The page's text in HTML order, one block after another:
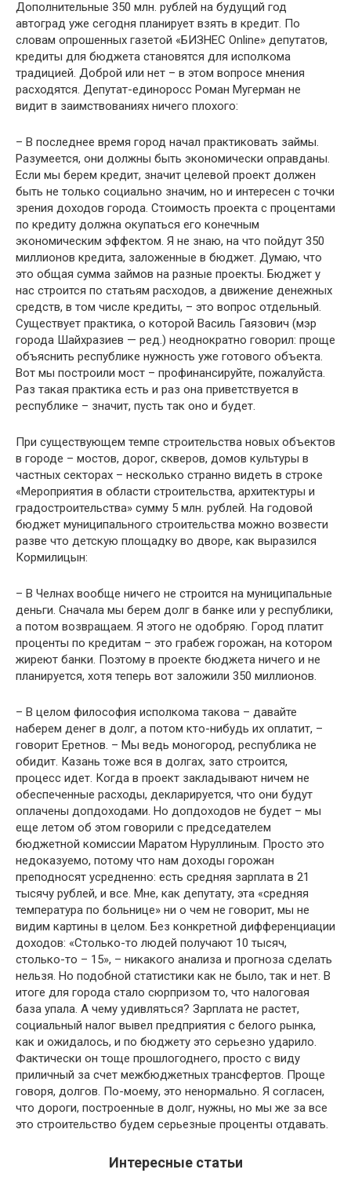
Дополнительные 350 млн. рублей на будущий год
автоград уже сегодня планирует взять в кредит. По
словам опрошенных газетой «БИЗНЕС Online» депутатов,
кредиты для бюджета становятся для исполкома
традицией. Доброй или нет – в этом вопросе мнения
расходятся. Депутат-единоросс Роман Мугерман не
видит в заимствованиях ничего плохого:
– В последнее время город начал практиковать займы.
Разумеется, они должны быть экономически оправданы.
Если мы берем кредит, значит целевой проект должен
быть не только социально значим, но и интересен с точки
зрения доходов города. Стоимость проекта с процентами
по кредиту должна окупаться его конечным
экономическим эффектом. Я не знаю, на что пойдут 350
миллионов кредита, заложенные в бюджет. Думаю, что
это общая сумма займов на разные проекты. Бюджет у
нас строится по статьям расходов, а движение денежных
средств, в том числе кредиты, – это вопрос отдельный.
Существует практика, о которой Василь Гаязович (мэр
города Шайхразиев — ред.) неоднократно говорил: проще
объяснить республике нужность уже готового объекта.
Вот мы построили мост – профинансируйте, пожалуйста.
Раз такая практика есть и раз она приветствуется в
республике – значит, пусть так оно и будет.
При существующем темпе строительства новых объектов
в городе – мостов, дорог, скверов, домов культуры в
частных секторах – несколько странно видеть в строке
«Мероприятия в области строительства, архитектуры и
градостроительства» сумму 5 млн. рублей. На годовой
бюджет муниципального строительства можно возвести
разве что детскую площадку во дворе, как выразился
Кормилицын:
– В Челнах вообще ничего не строится на муниципальные
деньги. Сначала мы берем долг в банке или у республики,
а потом возвращаем. Я этого не одобряю. Город платит
проценты по кредитам – это грабеж горожан, на котором
жиреют банки. Поэтому в проекте бюджета ничего и не
планируется, хотя теперь вот заложили 350 миллионов.
– В целом философия исполкома такова – давайте
наберем денег в долг, а потом кто-нибудь их оплатит, –
говорит Еретнов. – Мы ведь моногород, республика не
обидит. Казань тоже вся в долгах, зато строится,
процесс идет. Когда в проект закладывают ничем не
обеспеченные расходы, декларируется, что они будут
оплачены допдоходами. Но допдоходов не будет – мы
еще летом об этом говорили с председателем
бюджетной комиссии Маратом Нуруллиным. Просто это
недоказуемо, потому что нам доходы горожан
преподносят усредненно: есть средняя зарплата в 21
тысячу рублей, и все. Мне, как депутату, эта «средняя
температура по больнице» ни о чем не говорит, мы не
видим картины в целом. Без конкретной дифференциации
доходов: «Столько-то людей получают 10 тысяч,
столько-то – 15», – никакого анализа и прогноза сделать
нельзя. Но подобной статистики как не было, так и нет. В
итоге для города стало сюрпризом то, что налоговая
база упала. А чему удивляться? Зарплата не растет,
социальный налог вывел предприятия с белого рынка,
как и ожидалось, и по бюджету это серьезно ударило.
Фактически он тоще прошлогоднего, просто с виду
приличный за счет межбюджетных трансфертов. Проще
говоря, долгов. По-моему, это ненормально. Я согласен,
что дороги, построенные в долг, нужны, но мы же за все
это строительство будем серьезные проценты отдавать.
Интересные статьи